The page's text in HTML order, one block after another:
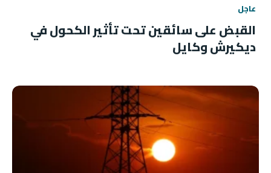
عاجل
القبض على سائقين تحت تأثير الكحول في
ديكيرش وكايل